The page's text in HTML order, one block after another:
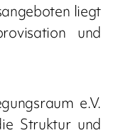
liegt
und
e.V.
Struktur und